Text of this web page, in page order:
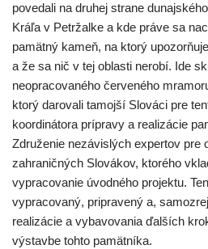
povedali na druhej strane
Kráľa v Petržalke a kde práve sa
pamätný kameň, na ktorý
a že sa nič v tej oblasti nerobí. Ide
neopracovaného červeného
ktorý darovali tamojší Slováci pre
koordinátora prípravy a realizácie
Združenie nezávislých expertov pre
zahraničných Slovákov, ktorého
vypracovanie úvodného projektu.
vypracovaný, pripravený a,
realizácie a vybavovania ďalších
výstavbe tohto pamätníka.